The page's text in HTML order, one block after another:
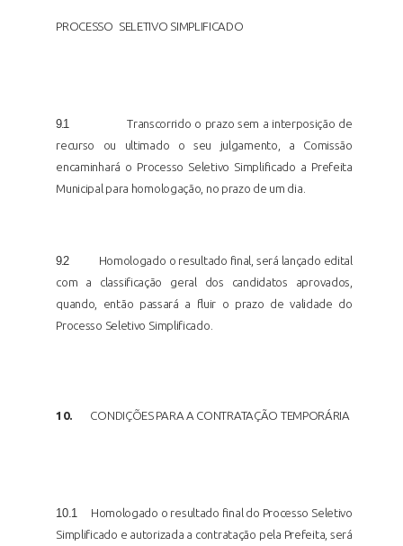
PROCESSO SELETIVO SIMPLIFICADO
9.1
Transcorrido o prazo sem a interposição de
recurso ou ultimado o seu julgamento, a Comissão
encaminhará o Processo Seletivo Simplificado a Prefeita
Municipal para homologação, no prazo de um dia.
9.2
Homologado o resultado final, será lançado edital
com a classificação geral dos candidatos aprovados,
quando, então passará a fluir o prazo de validade do
Processo Seletivo Simplificado.
10. CONDIÇÕES PARA A CONTRATAÇÃO TEMPORÁRIA
10.1
Homologado o resultado final do Processo Seletivo
Simplificado e autorizada a contratação pela Prefeita, será